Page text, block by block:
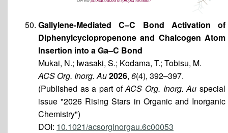
Gallylene-Mediated C–C Bond Activation of
Diphenylcyclopropenone and Chalcogen Atom
Insertion into a Ga–C Bond
Mukai, N.; Iwasaki, S.; Kodama, T.; Tobisu, M.
ACS Org. Inorg. Au2026, 6(4), 392–397.
(Published as a part ofACS Org. Inorg. Au special
issue "2026 Rising Stars in Organic and Inorganic
Chemistry")
DOI: 10.1021/acsorginorgau.6c00053